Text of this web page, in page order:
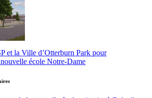
et la Ville d’Otterburn Park pour
école Notre-Dame